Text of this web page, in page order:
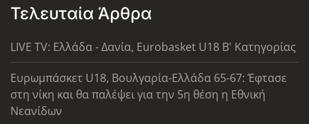
Τελευταία Άρθρα
LIVE TV: Ελλάδα - Δανία, Eurobasket U18 Β' Κατηγορίας
Ευρωμπάσκετ U18, Βουλγαρία-Ελλάδα 65-67: Έφτασε
στη νίκη και θα παλέψει για την 5η θέση η Εθνική
Νεανίδων